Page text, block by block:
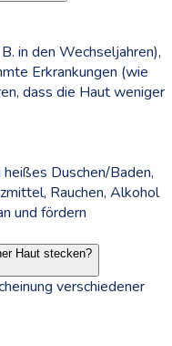
in den Wechseljahren),
Erkrankungen (wie
dass die Haut weniger
Duschen/Baden,
Rauchen, Alkohol
und fördern
Haut stecken?
verschiedener